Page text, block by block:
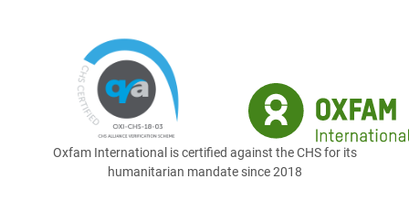
Oxfam International is certified against the CHS for its
humanitarian mandate since 2018